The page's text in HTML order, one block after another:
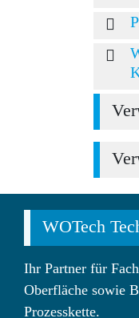
WOTech
Ihr Partner für
Oberfläche sowie
Prozesskette.